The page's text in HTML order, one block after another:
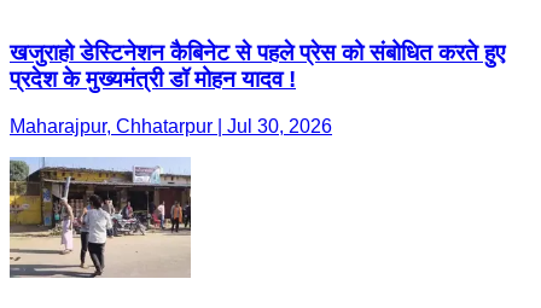
खजुराहो डेस्टिनेशन कैबिनेट से पहले प्रेस को संबोधित करते हुए
प्रदेश के मुख्यमंत्री डॉ मोहन यादव !
Maharajpur, Chhatarpur | Jul 30, 2026